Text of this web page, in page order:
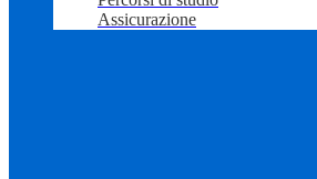
Assicurazione